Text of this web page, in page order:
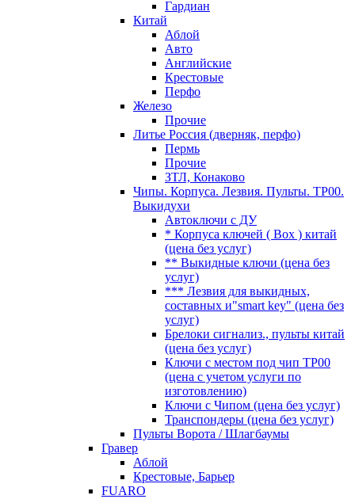
Гардиан
Китай
Аблой
Авто
Английские
Крестовые
Перфо
Железо
Прочие
Литье Россия (дверняк, перфо)
Пермь
Прочие
ЗТЛ, Конаково
Чипы. Корпуса. Лезвия. Пульты. TP00.
Выкидухи
Автоключи с ДУ
* Корпуса ключей ( Box ) китай
(цена без услуг)
** Выкидные ключи (цена без
услуг)
*** Лезвия для выкидных,
составных и"smart key" (цена без
услуг)
Брелоки сигнализ., пульты китай
(цена без услуг)
Ключи с местом под чип TP00
(цена с учетом услуги по
изготовлению)
Ключи с Чипом (цена без услуг)
Транспондеры (цена без услуг)
Пульты Ворота / Шлагбаумы
Гравер
Аблой
Крестовые, Барьер
FUARO